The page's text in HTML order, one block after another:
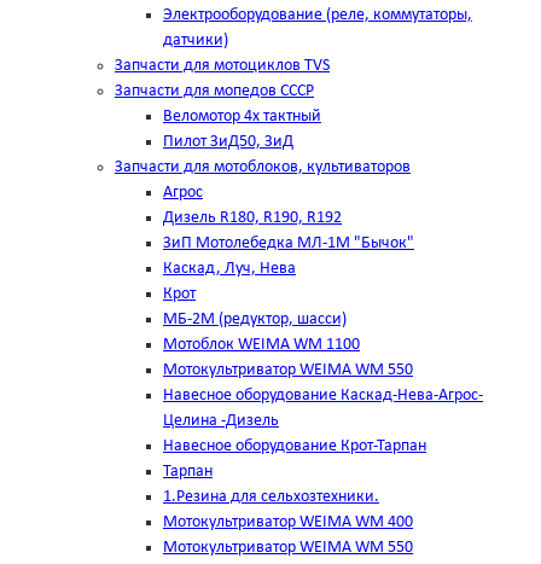
Электрооборудование (реле, коммутаторы,
датчики)
Запчасти для мотоциклов TVS
Запчасти для мопедов СССР
Веломотор 4х тактный
Пилот ЗиД50, ЗиД
Запчасти для мотоблоков, культиваторов
Агрос
Дизель R180, R190, R192
ЗиП Мотолебедка МЛ-1М "Бычок"
Каскад, Луч, Нева
Крот
МБ-2М (редуктор, шасси)
Мотоблок WEIMA WM 1100
Мотокультриватор WEIMA WM 550
Навесное оборудование Каскад-Нева-Агрос-
Целина -Дизель
Навесное оборудование Крот-Тарпан
Тарпан
1.Резина для сельхозтехники.
Мотокультриватор WEIMA WM 400
Мотокультриватор WEIMA WM 550